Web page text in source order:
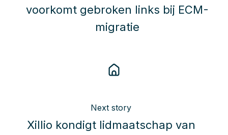
voorkomt gebroken links bij ECM-
migratie
Next story
Xillio kondigt lidmaatschap van